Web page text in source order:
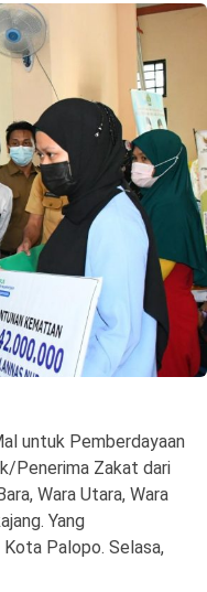
untuk Pemberdayaan
Penerima Zakat dari
Wara Utara, Wara
Yang
Palopo. Selasa,